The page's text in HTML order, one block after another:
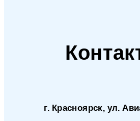
г. Красноярск, ул.